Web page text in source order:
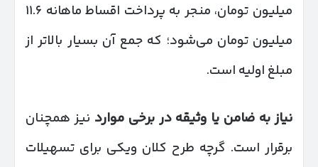
میلیون تومان، منجر به پرداخت اقساط ماهانه ۱۱.۶
میلیون تومان می‌شود؛ که جمع آن بسیار بالاتر از
مبلغ اولیه است.
نیاز به ضامن یا وثیقه در برخی موارد نیز همچنان
برقرار است. گرچه طرح کلان ویکی برای تسهیلات